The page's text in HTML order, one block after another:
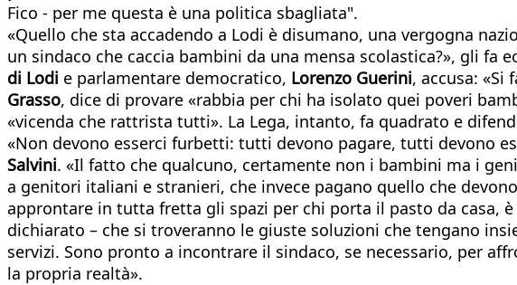
Fico - per me questa è una politica sbagliata".
«Quello che sta accadendo a Lodi è disumano, una vergogna
un sindaco che caccia bambini da una mensa scolastica?», gli
di Lodi e parlamentare democratico, Lorenzo Guerini, accusa: «Si
Grasso, dice di provare «rabbia per chi ha isolato quei poveri
«vicenda che rattrista tutti». La Lega, intanto, fa quadrato e
«Non devono esserci furbetti: tutti devono pagare, tutti devono
Salvini. «Il fatto che qualcuno, certamente non i bambini ma i
a genitori italiani e stranieri, che invece pagano quello che
approntare in tutta fretta gli spazi per chi porta il pasto da casa,
dichiarato – che si troveranno le giuste soluzioni che tengano
servizi. Sono pronto a incontrare il sindaco, se necessario, per
la propria realtà».